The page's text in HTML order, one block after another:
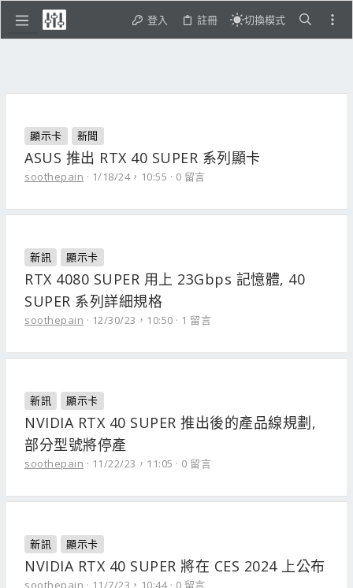
登入 註冊 切換模式
顯示卡 新聞
ASUS 推出 RTX 40 SUPER 系列顯卡
soothepain 1/18/24，10:55 0 留言
新訊 顯示卡
RTX 4080 SUPER 用上 23Gbps 記憶體, 40
SUPER 系列詳細規格
soothepain 12/30/23，10:50 1 留言
新訊 顯示卡
NVIDIA RTX 40 SUPER 推出後的產品線規劃,
部分型號將停產
soothepain 11/22/23，11:05 0 留言
新訊 顯示卡
NVIDIA RTX 40 SUPER 將在 CES 2024 上公布
soothepain 11/7/23，10:44 0 留言